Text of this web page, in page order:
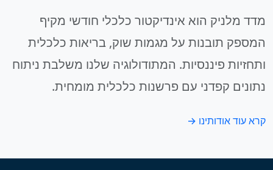
מדד מלניק הוא אינדיקטור כלכלי חודשי מקיף
המספק תובנות על מגמות שוק, בריאות כלכלית
ותחזיות פיננסיות. המתודולוגיה שלנו משלבת ניתוח
נתונים קפדני עם פרשנות כלכלית מומחית.
קרא עוד אודותינו →